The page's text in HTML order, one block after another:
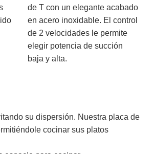
de T con un elegante acabado
en acero inoxidable. El control
de 2 velocidades le permite
elegir potencia de succión
baja y alta.
su dispersión. Nuestra placa de
cocinar sus platos